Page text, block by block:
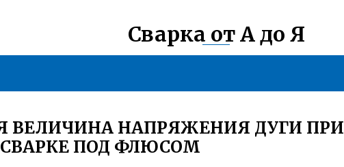
Сварка от А до Я
ВЕЛИЧИНА НАПРЯЖЕНИЯ ДУГИ ПРИ
ПОД ФЛЮСОМ